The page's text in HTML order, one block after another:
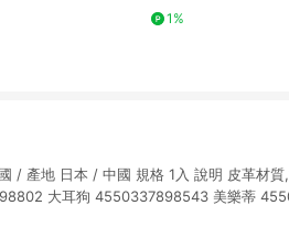
1%
/ 產地 日本 / 中國 規格 1入 說明 皮革材
大耳狗 4550337898543 美樂蒂